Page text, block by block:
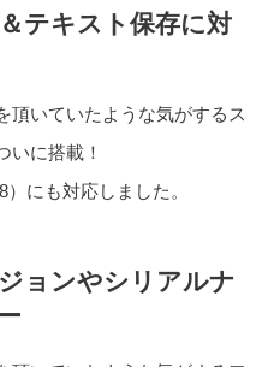
テキスト保存に対
頂いていたような気がするス
いに搭載！
にも対応しました。
ョンやシリアルナ